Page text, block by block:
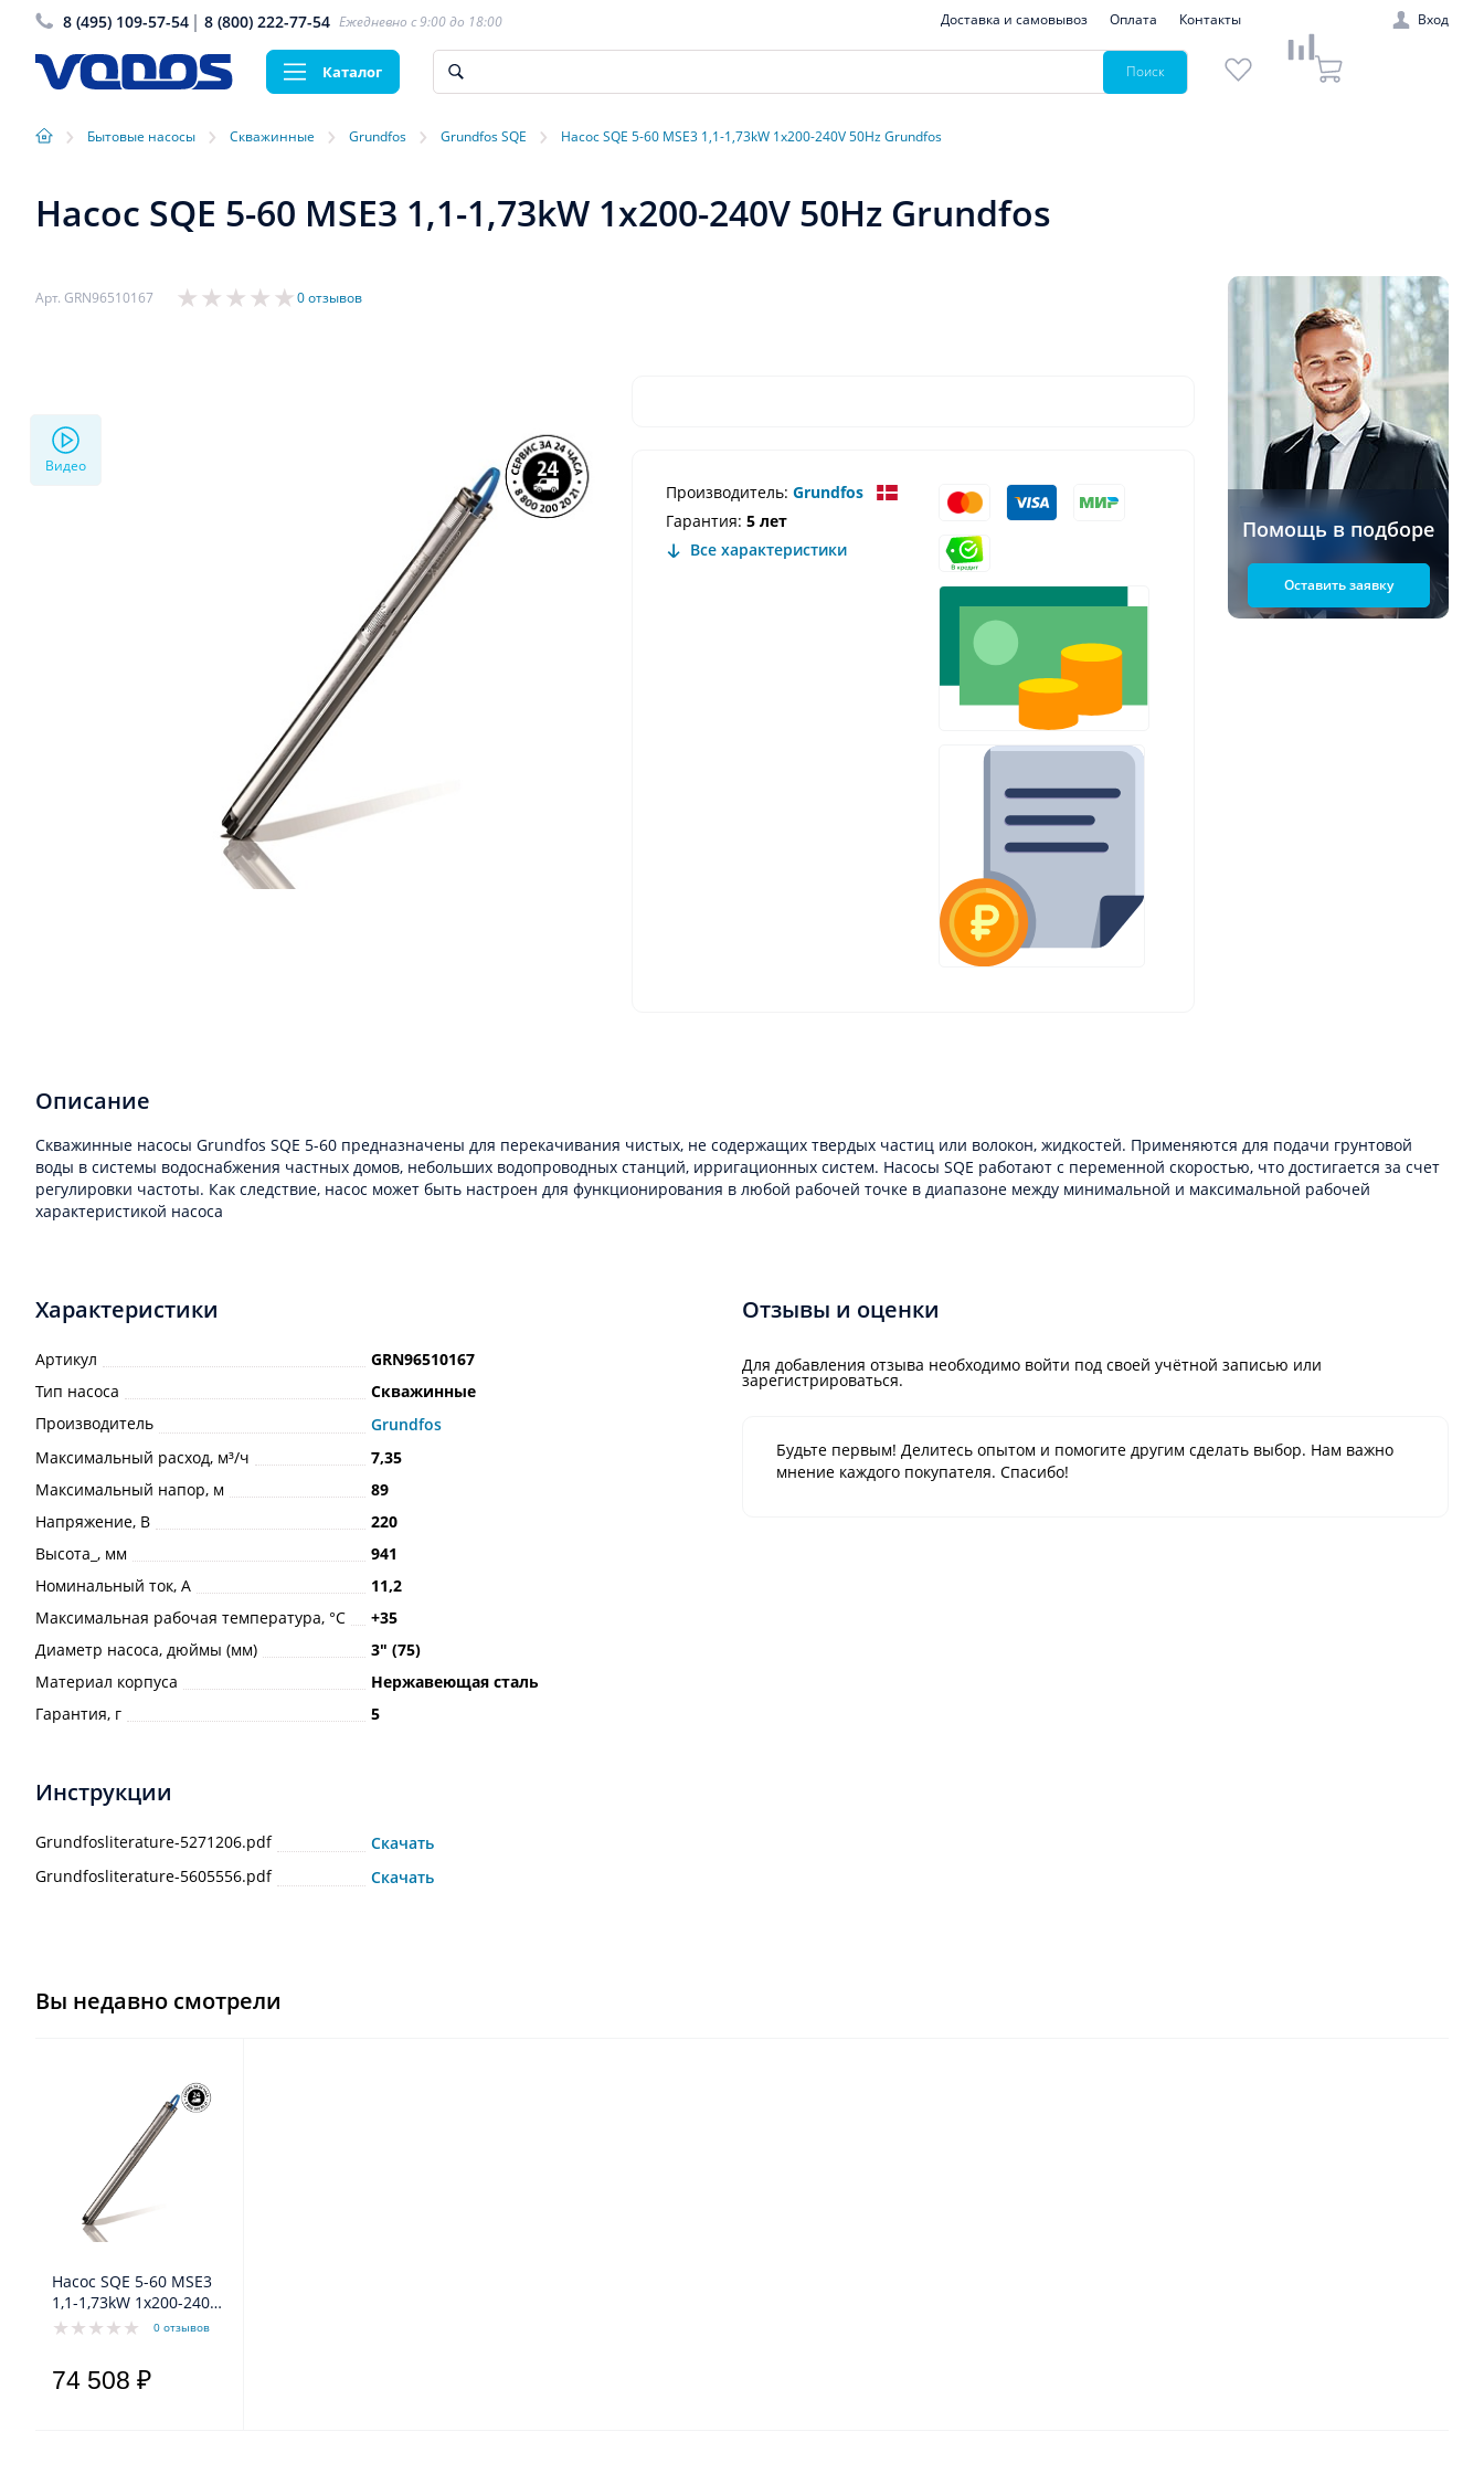
8 (495) 109-57-54 8 (800) 222-77-54 Ежедневно с 9:00 до 18:00 Доставка и самовывоз Оплата Контакты Вход
Каталог Поиск
› Бытовые насосы › Скважинные › Grundfos › Grundfos SQE › Насос SQE 5-60 MSE3 1,1-1,73kW 1x200-240V 50Hz Grundfos
Насос SQE 5-60 MSE3 1,1-1,73kW 1x200-240V 50Hz Grundfos
Арт. GRN96510167 0 отзывов
Видео
Производитель: Grundfos
Гарантия: 5 лет
Все характеристики
Помощь в подборе
Оставить заявку
Описание
Скважинные насосы Grundfos SQE 5-60 предназначены для перекачивания чистых, не содержащих твердых частиц или волокон, жидкостей. Применяются для подачи грунтовой
воды в системы водоснабжения частных домов, небольших водопроводных станций, ирригационных систем. Насосы SQE работают с переменной скоростью, что достигается за счет
регулировки частоты. Как следствие, насос может быть настроен для функционирования в любой рабочей точке в диапазоне между минимальной и максимальной рабочей
характеристикой насоса
Характеристики
Артикул
GRN96510167
Тип насоса
Скважинные
Производитель
Grundfos
Максимальный расход, м³/ч
7,35
Максимальный напор, м
89
Напряжение, В
220
Высота_, мм
941
Номинальный ток, А
11,2
Максимальная рабочая температура, °С
+35
Диаметр насоса, дюймы (мм)
3ʺ (75)
Материал корпуса
Нержавеющая сталь
Гарантия, г
5
Инструкции
Grundfosliterature-5271206.pdf
Скачать
Grundfosliterature-5605556.pdf
Скачать
Отзывы и оценки
Для добавления отзыва необходимо войти под своей учётной записью или
зарегистрироваться.
Будьте первым! Делитесь опытом и помогите другим сделать выбор. Нам важно
мнение каждого покупателя. Спасибо!
Вы недавно смотрели
Насос SQE 5-60 MSE3
1,1-1,73kW 1x200-240V
50Hz Grundfos0 отзывов
74 508 ₽